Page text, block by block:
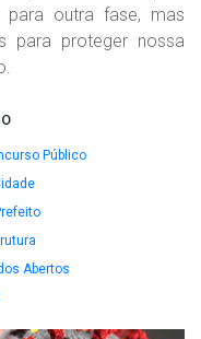
para outra fase, mas
para proteger nossa
Público
Abertos